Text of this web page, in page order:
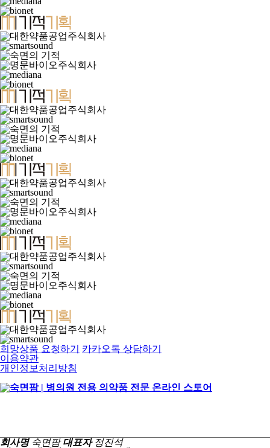
희망상품 요청하기
카카오톡 상담하기
이용약관
개인정보처리방침
회사명숙면팜 대표자 정진석